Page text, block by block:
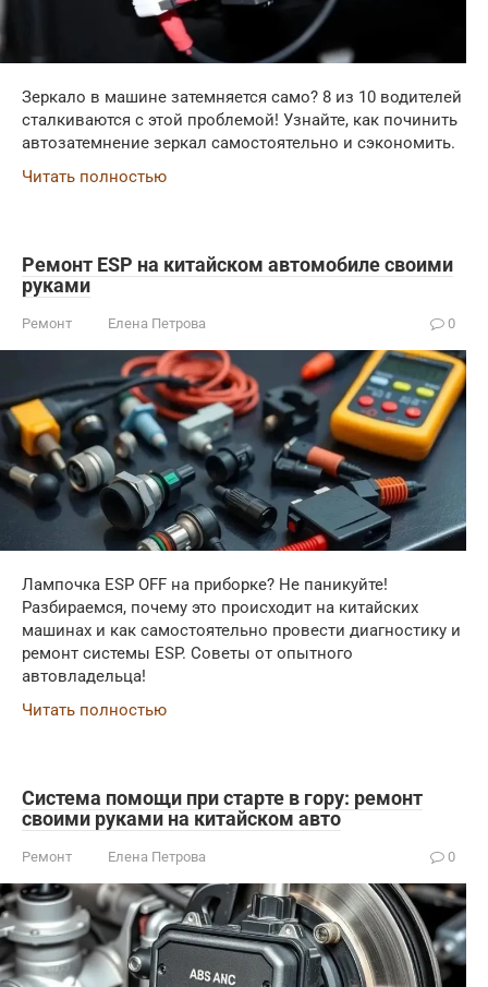
Зеркало в машине затемняется само? 8 из 10 водителей
сталкиваются с этой проблемой! Узнайте, как починить
автозатемнение зеркал самостоятельно и сэкономить.
Читать полностью
Ремонт ESP на китайском автомобиле своими
руками
Ремонт Елена Петрова 0
Лампочка ESP OFF на приборке? Не паникуйте!
Разбираемся, почему это происходит на китайских
машинах и как самостоятельно провести диагностику и
ремонт системы ESP. Советы от опытного
автовладельца!
Читать полностью
Система помощи при старте в гору: ремонт
своими руками на китайском авто
Ремонт Елена Петрова 0